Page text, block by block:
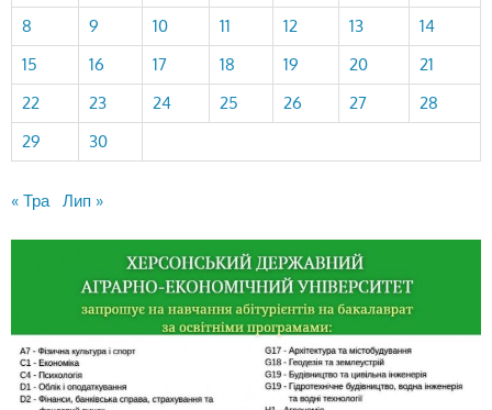
8
9 10 11 12 13
14
15
16 17 18 19 20
21
22
23 24 25 26 27
28
29
30
« Тра Лип »